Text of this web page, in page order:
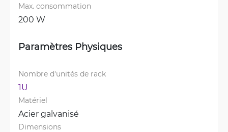
Max. consommation
200 W
Paramètres Physiques
Nombre d'unités de rack
1U
Matériel
Acier galvanisé
Dimensions